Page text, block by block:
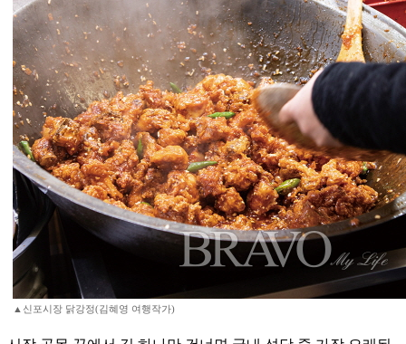
▲신포시장 닭강정(김혜영 여행작가)